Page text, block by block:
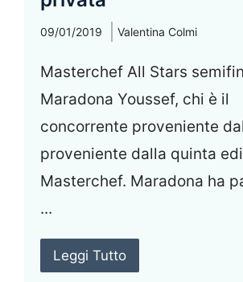
09/01/2019 Valentina Colmi
Masterchef All Stars
Maradona Youssef, chi è il
concorrente proveniente
proveniente dalla quinta
Masterchef. Maradona ha
...
Leggi Tutto